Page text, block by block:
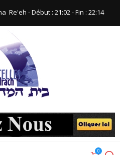
Re'eh‬ - Début : 21:02‬ - Fin : ‪22:14‬
0